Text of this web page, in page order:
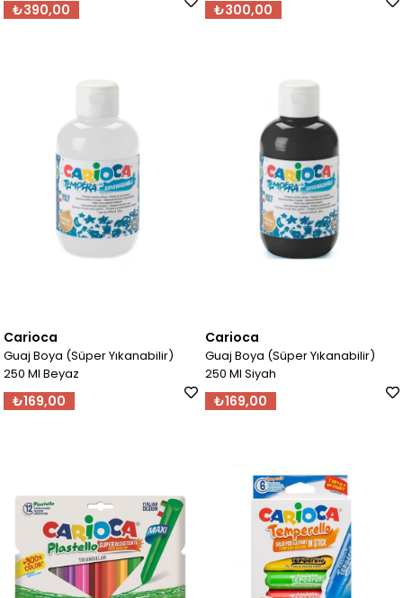
₺390,00 ₺300,00
Carioca
Guaj Boya (Süper Yıkanabilir)
250 Ml Beyaz
₺169,00
Carioca
Guaj Boya (Süper Yıkanabilir)
250 Ml Siyah
₺169,00